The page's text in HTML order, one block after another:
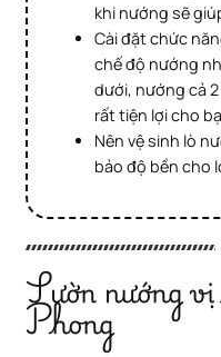
khi nướng sẽ
Cài đặt chức năng nướng phù hợp. Có nhiều
chế độ nướng
dưới, nướng cả
rất tiện lợi cho
Nên vệ sinh lò nướng sau khi nướng, để đảm
bảo độ bền cho
Sườn nướng
Phong